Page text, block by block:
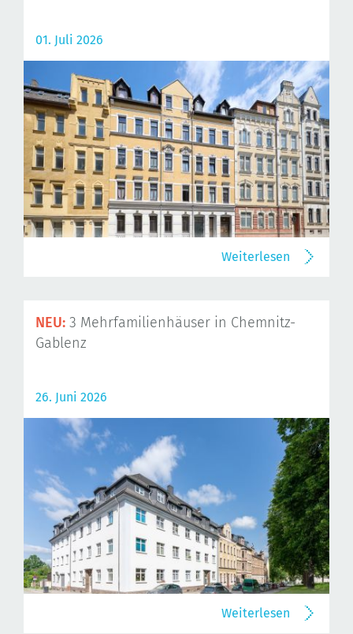
01. Juli 2026
Weiterlesen
NEU: 3 Mehrfamilienhäuser in Chemnitz-
Gablenz
26. Juni 2026
Weiterlesen